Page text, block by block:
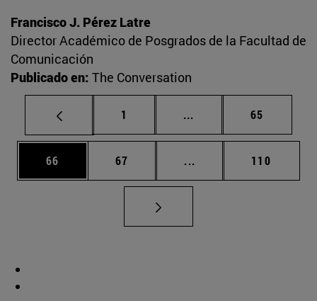
Francisco J. Pérez Latre
Director Académico de Posgrados de la Facultad de
Comunicación
Publicado en: The Conversation
Página
1 ... Páginas intermedias
Página
65
Página
66 Página
67 ... Páginas intermedias
Página
110